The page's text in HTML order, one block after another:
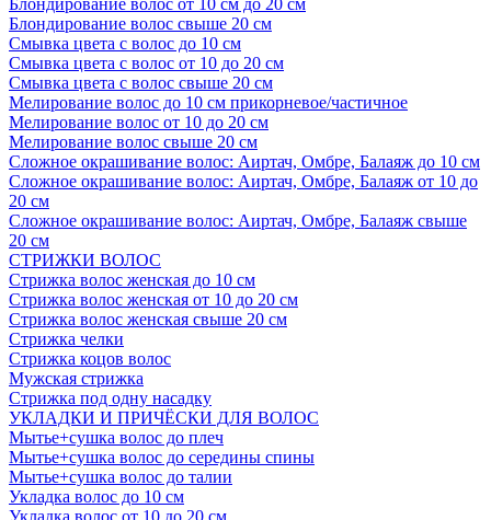
Блондирование волос от 10 см до 20 см
Блондирование волос свыше 20 см
Смывка цвета с волос до 10 см
Смывка цвета с волос от 10 до 20 см
Смывка цвета с волос свыше 20 см
Мелирование волос до 10 см прикорневое/частичное
Мелирование волос от 10 до 20 см
Мелирование волос свыше 20 см
Сложное окрашивание волос: Аиртач, Омбре, Балаяж до 10 см
Сложное окрашивание волос: Аиртач, Омбре, Балаяж от 10 до
20 см
Сложное окрашивание волос: Аиртач, Омбре, Балаяж свыше
20 см
СТРИЖКИ ВОЛОС
Стрижка волос женская до 10 см
Стрижка волос женская от 10 до 20 см
Стрижка волос женская свыше 20 см
Стрижка челки
Стрижка коцов волос
Мужская стрижка
Стрижка под одну насадку
УКЛАДКИ И ПРИЧЁСКИ ДЛЯ ВОЛОС
Мытье+сушка волос до плеч
Мытье+сушка волос до середины спины
Мытье+сушка волос до талии
Укладка волос до 10 см
Укладка волос от 10 до 20 см